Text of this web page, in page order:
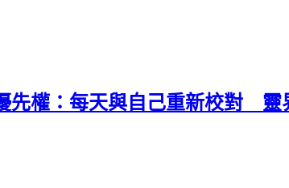
先權：每天與自己重新校對 靈